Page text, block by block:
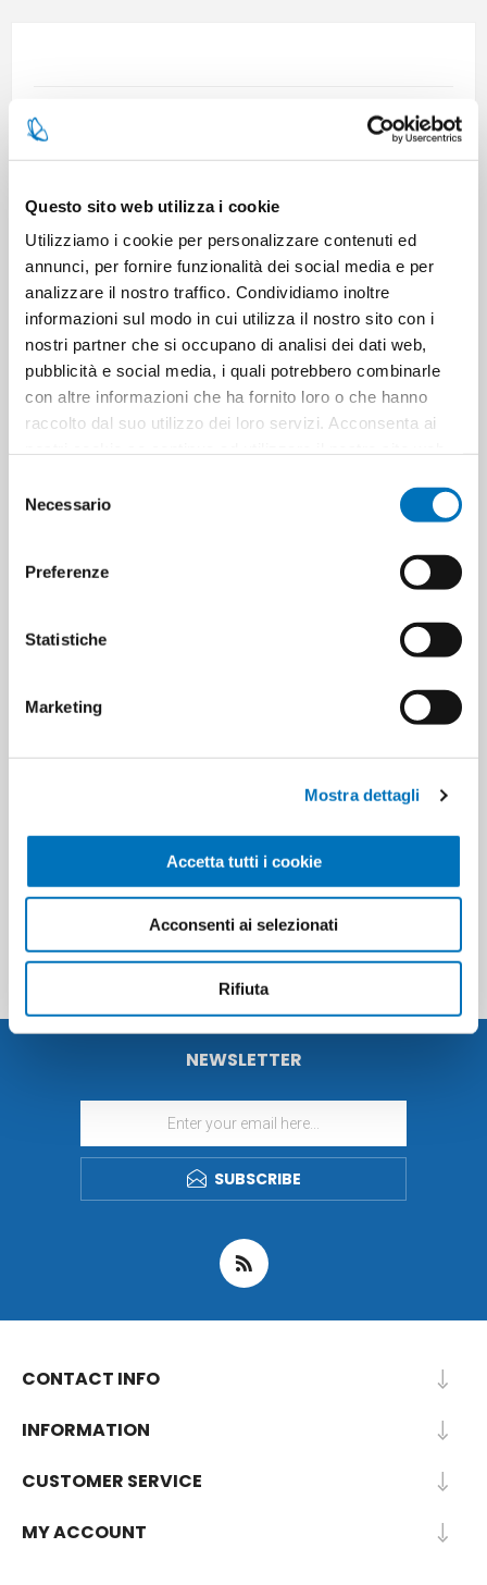
Questo sito web utilizza i cookie
Utilizziamo i cookie per personalizzare contenuti ed
annunci, per fornire funzionalità dei social media e per
analizzare il nostro traffico. Condividiamo inoltre
informazioni sul modo in cui utilizza il nostro sito con i
nostri partner che si occupano di analisi dei dati web,
pubblicità e social media, i quali potrebbero combinarle
con altre informazioni che ha fornito loro o che hanno
raccolto dal suo utilizzo dei loro servizi. Acconsenta ai
delNecessario
Preferenze
Statistiche
Marketing
Mostra dettagli
Accetta tutti i cookie
Acconsenti ai selezionati
Rifiuta
SKU:
EAN: 8002410046854
Out of stock
TECNICAL DATA SHEET (ITALIAN)
12
PRODUCT TAGS 8002410046854
NEWSLETTER
SUBSCRIBE
CONTACT INFO
INFORMATION
CUSTOMER SERVICE
MY ACCOUNT